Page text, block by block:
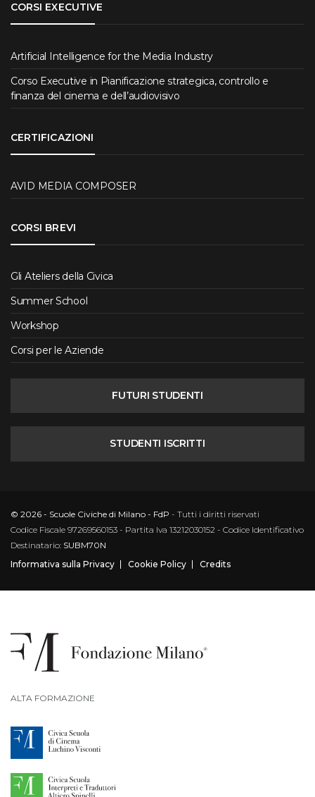
CORSI EXECUTIVE
Artificial Intelligence for the Media Industry
Corso Executive in Pianificazione strategica, controllo e
finanza del cinema e dell’audiovisivo
CERTIFICAZIONI
AVID MEDIA COMPOSER
CORSI BREVI
Gli Ateliers della Civica
Summer School
Workshop
Corsi per le Aziende
FUTURI STUDENTI
STUDENTI ISCRITTI
© 2026 - Scuole Civiche di Milano - FdP - Tutti i diritti riservati
Codice Fiscale 97269560153 - Partita Iva 13212030152 - Codice Identificativo
Destinatario: SUBM70N
Informativa sulla Privacy
Cookie Policy Credits
ALTA FORMAZIONE